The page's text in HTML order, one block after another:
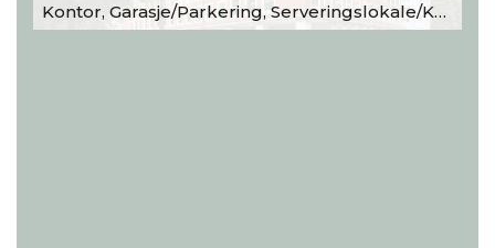
Kontor, Garasje/Parkering, Serveringslokale/Kantine, Undervisning/Arrangement